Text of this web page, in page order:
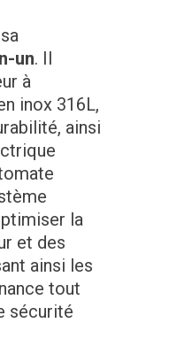
un. Il
à
inox 316L,
ainsi
la
et des
ainsi les
tout
sécurité